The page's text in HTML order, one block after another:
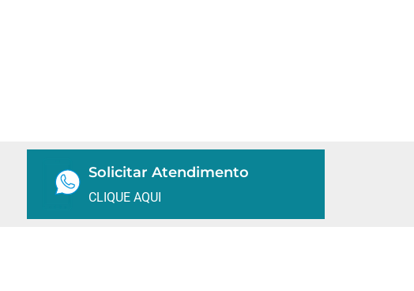
Solicitar Atendimento
CLIQUE AQUI